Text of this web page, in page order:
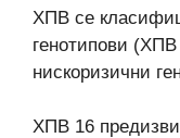
ХПВ се
генотипови
нискоризични
ХПВ 16